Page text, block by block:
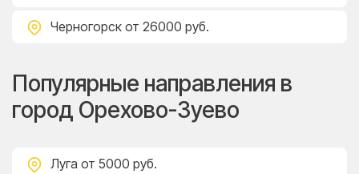
Черногорск от 26000 руб.
Популярные направления в
город Орехово-Зуево
Луга от 5000 руб.